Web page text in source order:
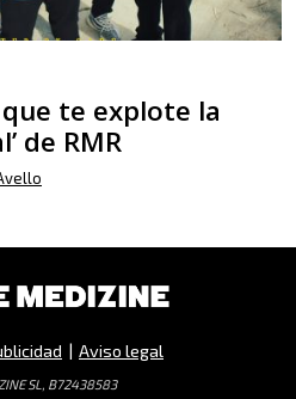
te explote la
de RMR
| Aviso legal
SL, B72438583